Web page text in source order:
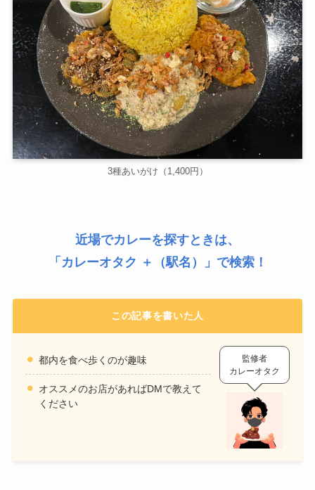
3種あいがけ（1,400円）
近場でカレーを探すときは、
「 カレーオタク ＋（駅名） 」で検索！
この記事を書いた人
都内を食べ歩くのが趣味
オススメのお店があればDMで教えて
ください
監修者
カレーオタク